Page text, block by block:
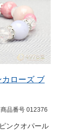
ローズ ブ
商品番号 012376
ンクオパール